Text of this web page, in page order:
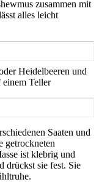
zusammen mit
alles leicht
Saaten und
getrockneten
ist klebrig und
drückst sie fest. Sie